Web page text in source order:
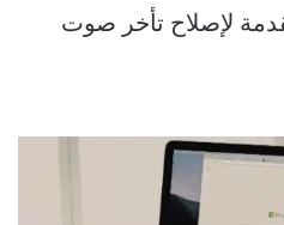
لإصلاح تأخر صوت